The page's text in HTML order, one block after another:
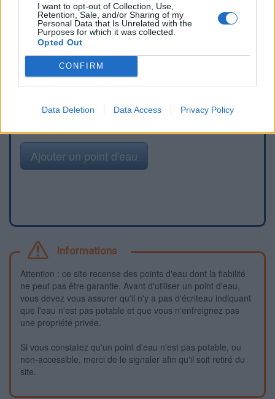
I want to opt-out of Collection, Use,
Retention, Sale, and/or Sharing of my
Personal Data that Is Unrelated with the
Purposes for which it was collected.
Opted Out
CONFIRM
Data Deletion Data Access Privacy Policy
Signaler une erreur
Ajouter un point d'eau
Informations
Attention : ce site recense des points d'eau dont la fiabilité
ne peut pas être garantie. Avant d'utiliser un point d'eau,
vous devez vous assurer qu'il n'y a pas d'écriteau indiquant
que l'eau n'est pas potable et que vous n'enfreignez pas
une propriété privée.
Si vous constatez qu'un point d'eau n'est pas potable, ou
non-accessible, merci de le signaler afin qu'il soit retiré du
site.